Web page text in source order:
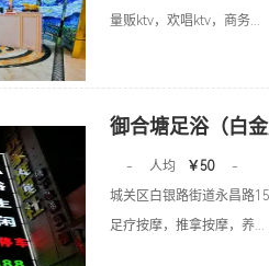
量贩ktv，欢唱ktv，商务...
御合塘足浴（白
- 人均 ￥50
-
城关区白银路街道永昌路
足疗按摩，推拿按摩，养...